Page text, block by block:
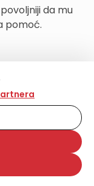
i slične
informacija na
iskustvo,
sadržaje i
mogu se kreirati
Naši partneri
samo one
da mu
pomoć.
materijalne
na domaćoj
Europe
koje nije
štete.